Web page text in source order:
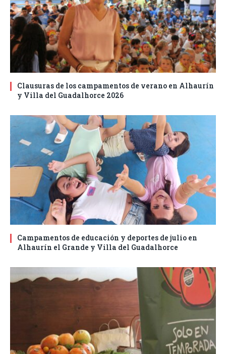
Clausuras de los campamentos de verano en Alhaurín
y Villa del Guadalhorce 2026
Campamentos de educación y deportes de julio en
Alhaurín el Grande y Villa del Guadalhorce